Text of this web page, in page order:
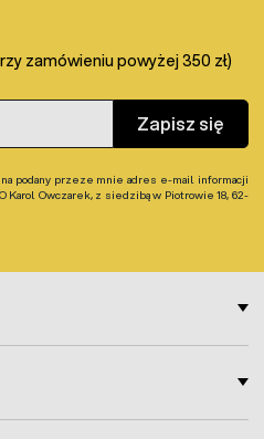
zamówieniu powyżej 350 zł)
Zapisz się
podany przeze mnie adres e-mail informacji
Karol Owczarek, z siedzibą w Piotrowie 18, 62-